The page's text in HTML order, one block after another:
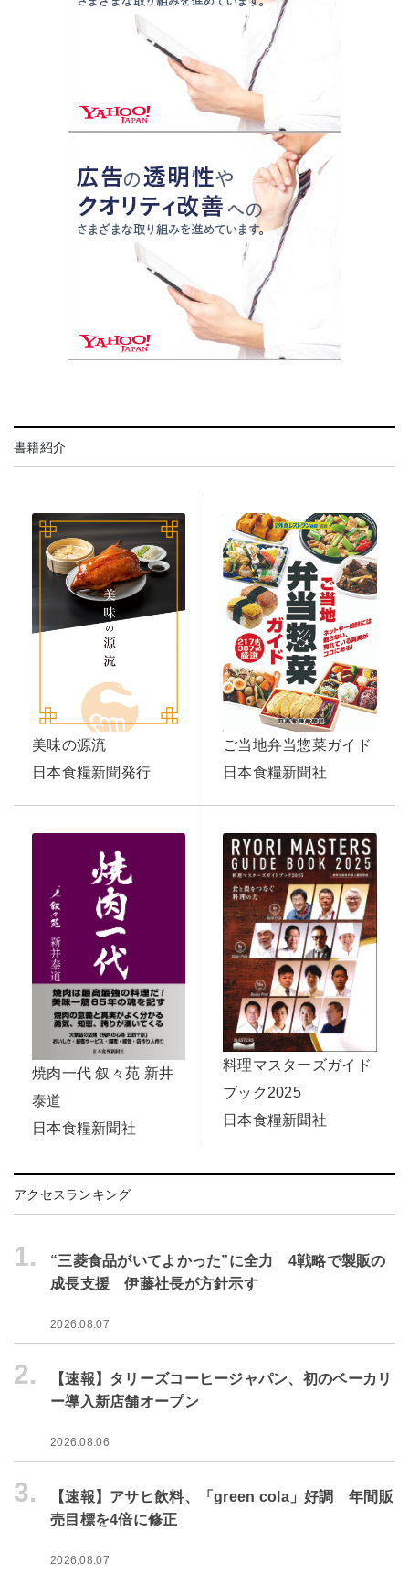
書籍紹介
美味の源流
日本食糧新聞発行
ご当地弁当惣菜ガイド
日本食糧新聞社
焼肉一代 叙々苑 新井
泰道
日本食糧新聞社
料理マスターズガイド
ブック2025
日本食糧新聞社
アクセスランキング
1.
“三菱食品がいてよかった”に全力 4戦略で製販の
成長支援 伊藤社長が方針示す
2026.08.07
2.
【速報】タリーズコーヒージャパン、初のベーカリ
ー導入新店舗オープン
2026.08.06
3.
【速報】アサヒ飲料、「green cola」好調 年間販
売目標を4倍に修正
2026.08.07